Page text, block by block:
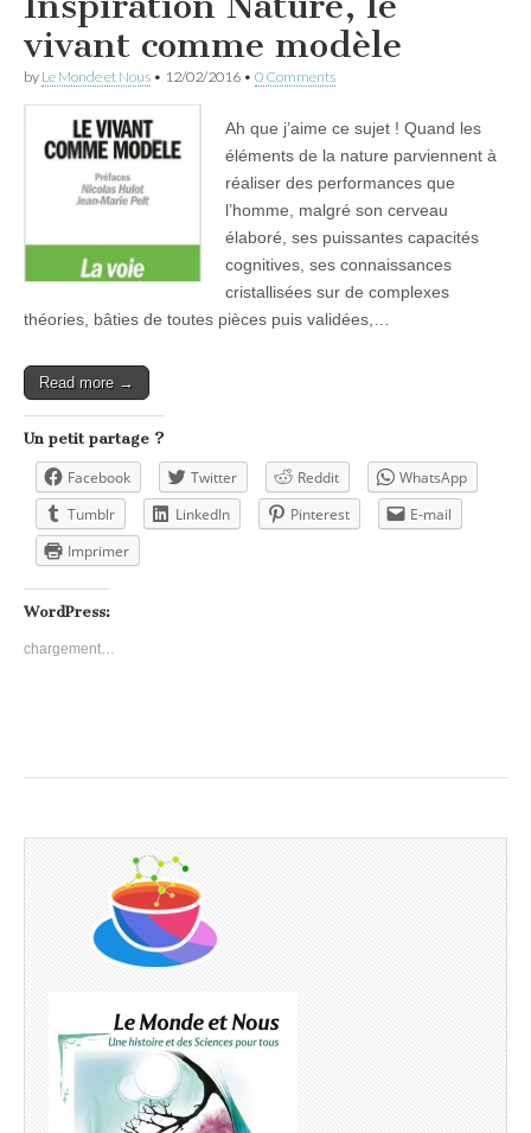
vivant comme modèle
by Le Monde et Nous • 12/02/2016 • 0 Comments
Ah que j’aime ce sujet ! Quand les
éléments de la nature parviennent à
réaliser des performances que
l’homme, malgré son cerveau
élaboré, ses puissantes capacités
cognitives, ses connaissances
cristallisées sur de complexes
théories, bâties de toutes pièces puis validées,…
Read more →
Un petit partage ?
Facebook Twitter Reddit
WhatsApp
Tumblr
LinkedIn Pinterest
E-mail
Imprimer
WordPress:
chargement…